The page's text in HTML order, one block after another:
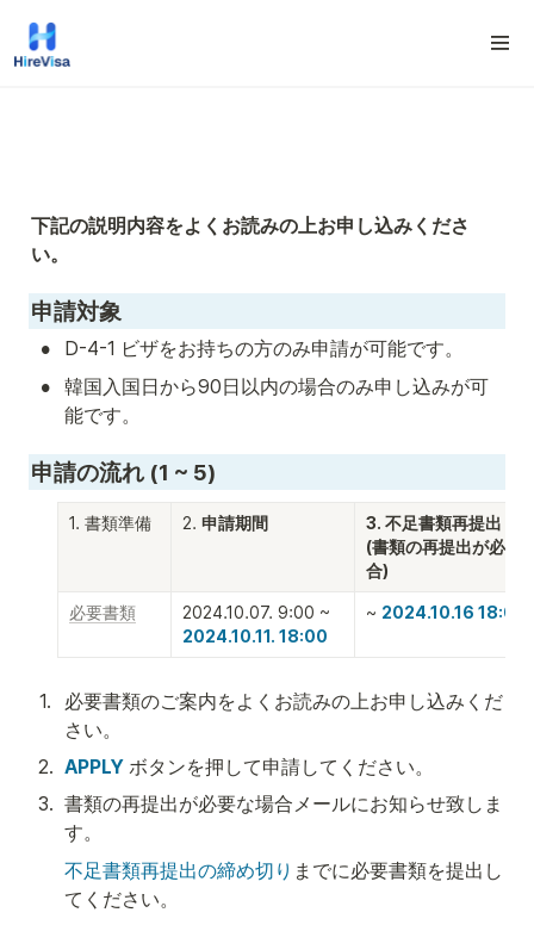
下記の説明内容をよくお読みの上お申し込みくださ
い。
申請対象
• D-4-1 ビザをお持ちの方のみ申請が可能です。
•
韓国入国日から90日以内の場合のみ申し込みが可
能です。
申請の流れ (1 ~ 5)
1. 書類準備 2. 申請期間
3. 不足書類再提出
(書類の再提出が必要
合)
必要書類
2024.10.07. 9:00 ~
2024.10.11. 18:00
~ 2024.10.16 18:00
1.
必要書類のご案内をよくお読みの上お申し込みくだ
さい。
2. APPLY ボタンを押して申請してください。
3. 書類の再提出が必要な場合メールにお知らせ致しま
す。
不足書類再提出の締め切り までに必要書類を提出し
てください。